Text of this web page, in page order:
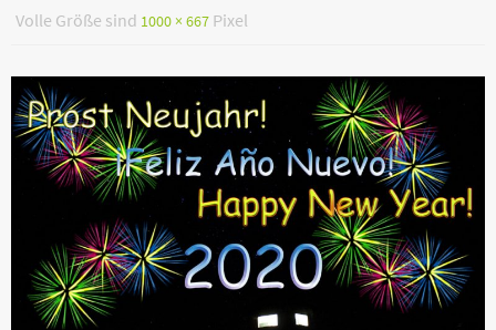
Volle Größe sind 1000 × 667 Pixel